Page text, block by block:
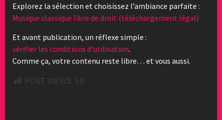
Explorez la sélection et choisissez l’ambiance parfaite :
Musique classique libre de droit (téléchargement légal)
Et avant publication, un réflexe simple :
vérifier les conditions d’utilisation.
Comme ça, votre contenu reste libre… et vous aussi.
POST VIEWS: 18